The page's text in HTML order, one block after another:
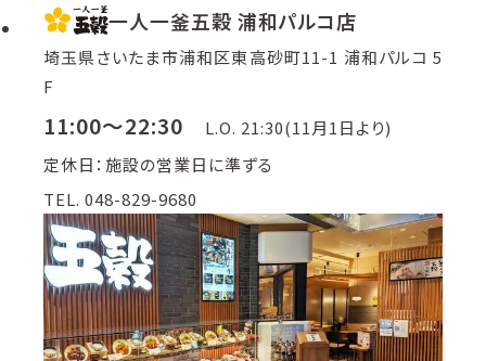
一人一釜五穀 浦和パルコ店
埼玉県さいたま市浦和区東高砂町11-1 浦和パルコ 5
F
11:00～22:30
L.O. 21:30(11月1日より)
定休日：施設の営業日に準ずる
TEL. 048-829-9680